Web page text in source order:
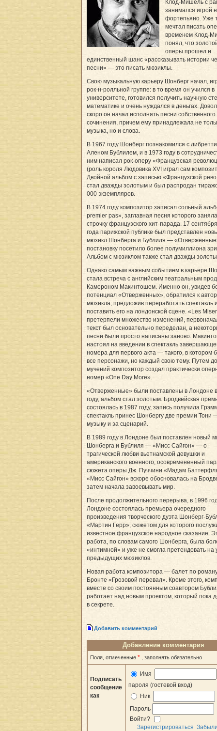
Клод-Мишель с
занимался игрой
фортепьяно. Уже
мечтал писать
временем Клод-
понял, что
оперы прошел и
единственный шанс «рассказывать истории
песни» — это писать мюзиклы.
Свою музыкальную карьеру Шонберг начал,
рок-н-ролльной группе: в то время он учился в
университете, готовился получить научную
математике и очень нуждался в деньгах.
скоро он начал исполнять песни собственного
сочинения, причем ему принадлежала не
музыка, но и слова.
В 1967 году Шонберг познакомился с
Аленом Бублилем, и в 1973 году в
ним написал рок-оперу «Французская
(роль короля Людовика XVI играл сам
Двойной альбом с записью «Французской
стал дважды золотым и был распродан
000 экземпляров.
В 1974 году композитор записал сольный
premier pas», заглавная песня которого
строчку французского хит-парада. 17
года парижской публике был представлен
мюзикл Шонберга и Бублиля —
постановку посетило более полумиллиона
Альбом с мюзиклом также стал дважды
Однако самым важным событием в карьере
стала встреча с английским театральным
Камероном Макинтошем. Именно он, увидев
потенциал «Отверженных», обратился к
мюзикла, предложив переработать спектакль
поставить его на лондонской сцене. «Les
претерпели множество изменений,
текст был основательно переделан, а
песни были просто написаны заново.
настоял на введении в спектакль
номера для первого акта — такого, в котором
все персонажи, но каждый свою тему. Путем
мучений композитор создал практически
номер «One Day More».
«Отверженные» были поставлены в Лондоне
году, альбом стал золотым. Бродвейская
состоялась в 1987 году, запись получила
спектакль принес Шонбергу две премии Тони
музыку и за сценарий.
В 1989 году в Лондоне был поставлен новый
Шонберга и Бублиля — «Мисс Сайгон» — о
трагической любви вьетнамской девушки и
американского военного, осовремененный
сюжета оперы Дж. Пуччини «Мадам
«Мисс Сайгон» вскоре обосновалась на
затем начала завоевывать мир.
После продолжительного перерыва, в 1996
Лондоне состоялась премьера очередного
произведения творческого дуэта Шонберг-
«Мартин Герр», сюжетом для которого
известное французское народное сказание.
работа, по словам самого Шонберга, была
«интимной» и уже не смогла претендовать на
предыдущих мюзиклов.
Новая работа композитора — балет по
Бронте «Грозовой перевал». Кроме этого,
вместе со своим постоянным соавтором
работает над новым проектом, который пока
в секрете.
Добавить комментарий
Добавление комментария
Поля, отмеченные * , заполнять обязательно
Подписать
сообщение
как
Имя
пароля (гостевой вход)
Ник
Пароль
Войти?
Зарегистрироваться